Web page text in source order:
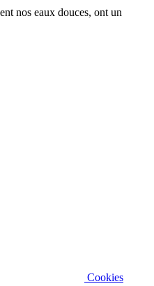
nos eaux douces, ont un
Cookies